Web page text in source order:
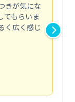
きが気にな
てもらいま
く広く感じ